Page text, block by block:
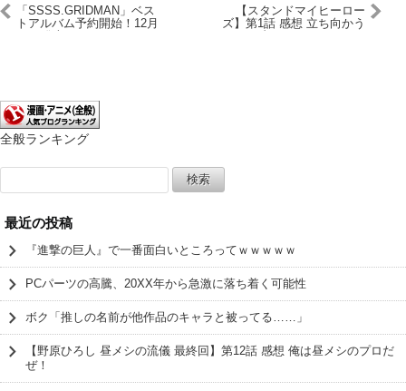
「SSSS.GRIDMAN」ベス
トアルバム予約開始！12月
【スタンドマイヒーロー
ズ】第1話 感想 立ち向かう
全般ランキング
索:
最近の投稿
『進撃の巨人』で一番面白いところってｗｗｗｗｗ
PCパーツの高騰、20XX年から急激に落ち着く可能性
ボク「推しの名前が他作品のキャラと被ってる……」
【野原ひろし 昼メシの流儀 最終回】第12話 感想 俺は昼メシのプロだ
ぜ！